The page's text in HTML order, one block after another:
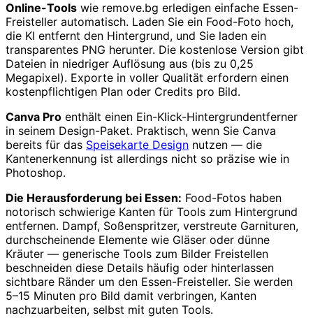
Online-Tools wie remove.bg erledigen einfache Essen-
Freisteller automatisch. Laden Sie ein Food-Foto hoch,
die KI entfernt den Hintergrund, und Sie laden ein
transparentes PNG herunter. Die kostenlose Version gibt
Dateien in niedriger Auflösung aus (bis zu 0,25
Megapixel). Exporte in voller Qualität erfordern einen
kostenpflichtigen Plan oder Credits pro Bild.
Canva Pro enthält einen Ein-Klick-Hintergrundentferner
in seinem Design-Paket. Praktisch, wenn Sie Canva
bereits für das Speisekarte Design nutzen — die
Kantenerkennung ist allerdings nicht so präzise wie in
Photoshop.
Die Herausforderung bei Essen: Food-Fotos haben
notorisch schwierige Kanten für Tools zum Hintergrund
entfernen. Dampf, Soßenspritzer, verstreute Garnituren,
durchscheinende Elemente wie Gläser oder dünne
Kräuter — generische Tools zum Bilder Freistellen
beschneiden diese Details häufig oder hinterlassen
sichtbare Ränder um den Essen-Freisteller. Sie werden
5–15 Minuten pro Bild damit verbringen, Kanten
nachzuarbeiten, selbst mit guten Tools.